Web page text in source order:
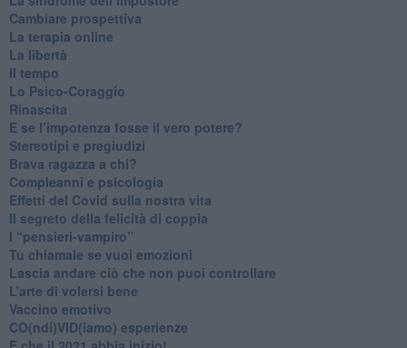
​Cambiare prospettiva
La terapia online
La libertà
​Il tempo
​Lo Psico-Coraggio
Rinascita
​E se l’impotenza fosse il vero potere?
Stereotipi e pregiudizi
​Brava ragazza a chi?
​Compleanni e psicologia
Effetti del Covid sulla nostra vita
Il segreto della felicità di coppia
​I “pensieri-vampiro”
​Tu chiamale se vuoi emozioni
​Lascia andare ciò che non puoi controllare
L’arte di volersi bene
​Vaccino emotivo
CO(ndi)VID(iamo) esperienze